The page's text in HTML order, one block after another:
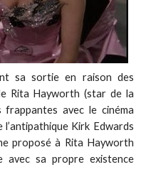
sa sortie en raison des
Rita Hayworth (star de la
frappantes avec le cinéma
l’antipathique Kirk Edwards
proposé à Rita Hayworth
avec sa propre existence